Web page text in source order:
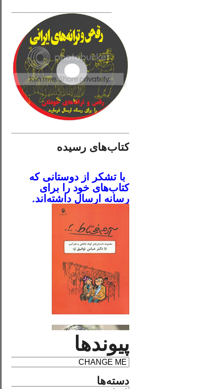
کتاب‌های رسیده
با تشکر از دوستانی که
کتاب‌های خود را برای
رسانه ارسال داشته‌اند.
پیوندها
دسته‌ها